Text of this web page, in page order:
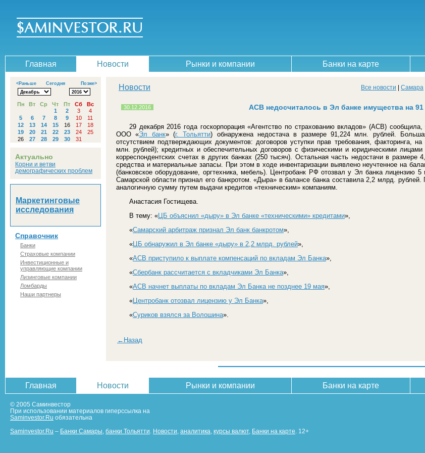
Главная Новости Рынки и компании Банки на карте
<Раньше Сегодня Позже>
Пн Вт Ср Чт Пт Сб
Вс
1
2 3
4
5
6 7 8 9 10
11
12
13 14 15 16 17
18
19
20 21 22 23 24
25
26
27 28 29 30 31
Актуально
Корни и ветви
демографических проблем
Маркетинговые
исследования
Справочник
Банки
Страховые компании
Инвестиционные и
управляющие компании
Лизинговые компании
Ломбарды
Наши партнеры
Новости Все новости | Самара
30.12.2016 АСВ недосчиталось в Эл банке имущества на
29 декабря 2016 года госкорпорация «Агентство по страхованию вкладов» (АСВ)
ООО «Эл банк» (г. Тольятти) обнаружена недостача в размере 91,224 млн. рублей.
отсутствием подтверждающих документов: договоров уступки прав требования, факторинга, на
млн. рублей); кредитных и обеспечительных договоров с физическими и юридическими
корреспондентских счетах в других банках (250 тысяч). Остальная часть недостачи в размере
средства и материальные запасы. При этом в ходе инвентаризации выявлено неучтенное на
(банковское оборудование, оргтехника, мебель). Центробанк РФ отозвал у Эл банка лицензию
Самарской области признал его банкротом. «Дыра» в балансе банка составила 2,2 млрд.
аналогичную сумму путем выдачи кредитов «техническим» компаниям.
Анастасия Гостищева.
В тему: «ЦБ объяснил «дыру» в Эл банке «техническими» кредитами»,
«Самарский арбитраж признал Эл банк банкротом»,
«ЦБ обнаружил в Эл банке «дыру» в 2,2 млрд. рублей»,
«АСВ приступило к выплате компенсаций по вкладам Эл Банка»,
«Сбербанк рассчитается с вкладчиками Эл Банка»,
«АСВ начнет выплаты по вкладам Эл Банка не позднее 19 мая»,
«Центробанк отозвал лицензию у Эл Банка»,
«Суриков взялся за Волошина».
←Назад
Главная Новости Рынки и компании Банки на карте
© 2005 Саминвестор
При использовании материалов гиперссылка на
Saminvestor.Ru обязательна
Saminvestor.Ru – Банки Самары банки Тольятти Новости аналитика курсы валют, Банки на карте . 12+